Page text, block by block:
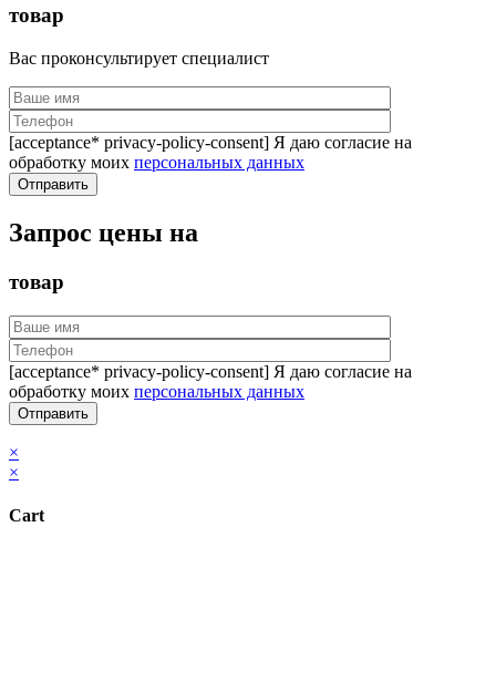
товар
Вас проконсультирует специалист
[acceptance* privacy-policy-consent] Я даю согласие на
обработку моих персональных данных
Запрос цены на
товар
[acceptance* privacy-policy-consent] Я даю согласие на
обработку моих персональных данных
×
×
Cart